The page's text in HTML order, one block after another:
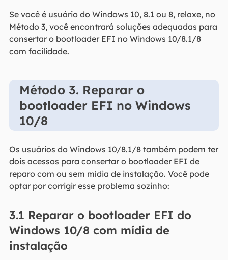
Se você é usuário do Windows 10, 8.1 ou 8, relaxe, no
Método 3, você encontrará soluções adequadas para
consertar o bootloader EFI no Windows 10/8.1/8
com facilidade.
Método 3. Reparar o
bootloader EFI no Windows
10/8
Os usuários do Windows 10/8.1/8 também podem ter
dois acessos para consertar o bootloader EFI de
reparo com ou sem mídia de instalação. Você pode
optar por corrigir esse problema sozinho:
3.1 Reparar o bootloader EFI do
Windows 10/8 com mídia de
instalação